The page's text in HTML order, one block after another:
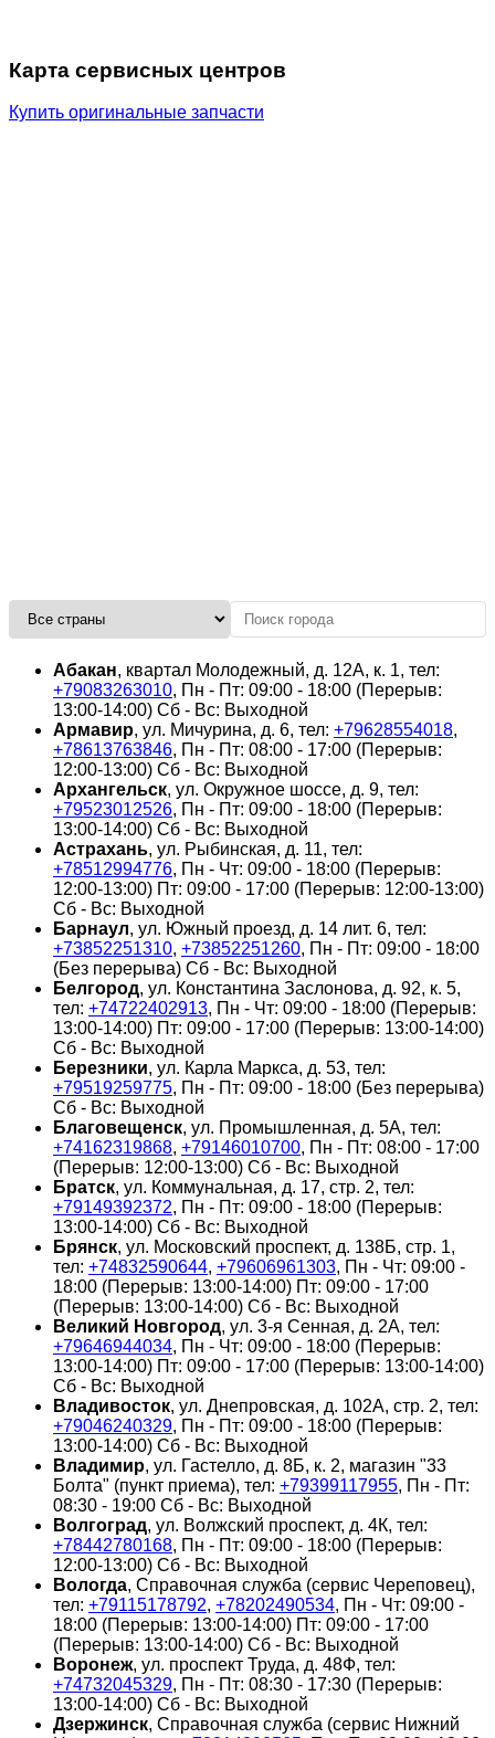
Карта сервисных центров
Купить оригинальные запчасти
Абакан, квартал Молодежный, д. 12А, к. 1, тел:
+79083263010, Пн - Пт: 09:00 - 18:00 (Перерыв:
13:00-14:00) Сб - Вс: Выходной
Армавир, ул. Мичурина, д. 6, тел: +79628554018,
+78613763846, Пн - Пт: 08:00 - 17:00 (Перерыв:
12:00-13:00) Сб - Вс: Выходной
Архангельск, ул. Окружное шоссе, д. 9, тел:
+79523012526, Пн - Пт: 09:00 - 18:00 (Перерыв:
13:00-14:00) Сб - Вс: Выходной
Астрахань, ул. Рыбинская, д. 11, тел:
+78512994776, Пн - Чт: 09:00 - 18:00 (Перерыв:
12:00-13:00) Пт: 09:00 - 17:00 (Перерыв: 12:00-13:00)
Сб - Вс: Выходной
Барнаул, ул. Южный проезд, д. 14 лит. 6, тел:
+73852251310, +73852251260, Пн - Пт: 09:00 - 18:00
(Без перерыва) Сб - Вс: Выходной
Белгород, ул. Константина Заслонова, д. 92, к. 5,
тел: +74722402913, Пн - Чт: 09:00 - 18:00 (Перерыв:
13:00-14:00) Пт: 09:00 - 17:00 (Перерыв: 13:00-14:00)
Сб - Вс: Выходной
Березники, ул. Карла Маркса, д. 53, тел:
+79519259775, Пн - Пт: 09:00 - 18:00 (Без перерыва)
Сб - Вс: Выходной
Благовещенск, ул. Промышленная, д. 5А, тел:
+74162319868, +79146010700, Пн - Пт: 08:00 - 17:00
(Перерыв: 12:00-13:00) Сб - Вс: Выходной
Братск, ул. Коммунальная, д. 17, стр. 2, тел:
+79149392372, Пн - Пт: 09:00 - 18:00 (Перерыв:
13:00-14:00) Сб - Вс: Выходной
Брянск, ул. Московский проспект, д. 138Б, стр. 1,
тел: +74832590644, +79606961303, Пн - Чт: 09:00 -
18:00 (Перерыв: 13:00-14:00) Пт: 09:00 - 17:00
(Перерыв: 13:00-14:00) Сб - Вс: Выходной
Великий Новгород, ул. 3-я Сенная, д. 2А, тел:
+79646944034, Пн - Чт: 09:00 - 18:00 (Перерыв:
13:00-14:00) Пт: 09:00 - 17:00 (Перерыв: 13:00-14:00)
Сб - Вс: Выходной
Владивосток, ул. Днепровская, д. 102А, стр. 2, тел:
+79046240329, Пн - Пт: 09:00 - 18:00 (Перерыв:
13:00-14:00) Сб - Вс: Выходной
Владимир, ул. Гастелло, д. 8Б, к. 2, магазин "33
Болта" (пункт приема), тел: +79399117955, Пн - Пт:
08:30 - 19:00 Сб - Вс: Выходной
Волгоград, ул. Волжский проспект, д. 4К, тел:
+78442780168, Пн - Пт: 09:00 - 18:00 (Перерыв:
12:00-13:00) Сб - Вс: Выходной
Вологда, Справочная служба (сервис Череповец),
тел: +79115178792, +78202490534, Пн - Чт: 09:00 -
18:00 (Перерыв: 13:00-14:00) Пт: 09:00 - 17:00
(Перерыв: 13:00-14:00) Сб - Вс: Выходной
Воронеж, ул. проспект Труда, д. 48Ф, тел:
+74732045329, Пн - Пт: 08:30 - 17:30 (Перерыв:
13:00-14:00) Сб - Вс: Выходной
Дзержинск, Справочная служба (сервис Нижний